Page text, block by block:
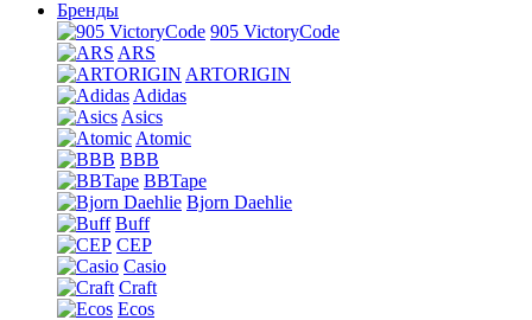
Бренды
905 VictoryCode
ARS
ARTORIGIN
Adidas
Asics
Atomic
BBB
BBTape
Bjorn Daehlie
Buff
CEP
Casio
Craft
Ecos